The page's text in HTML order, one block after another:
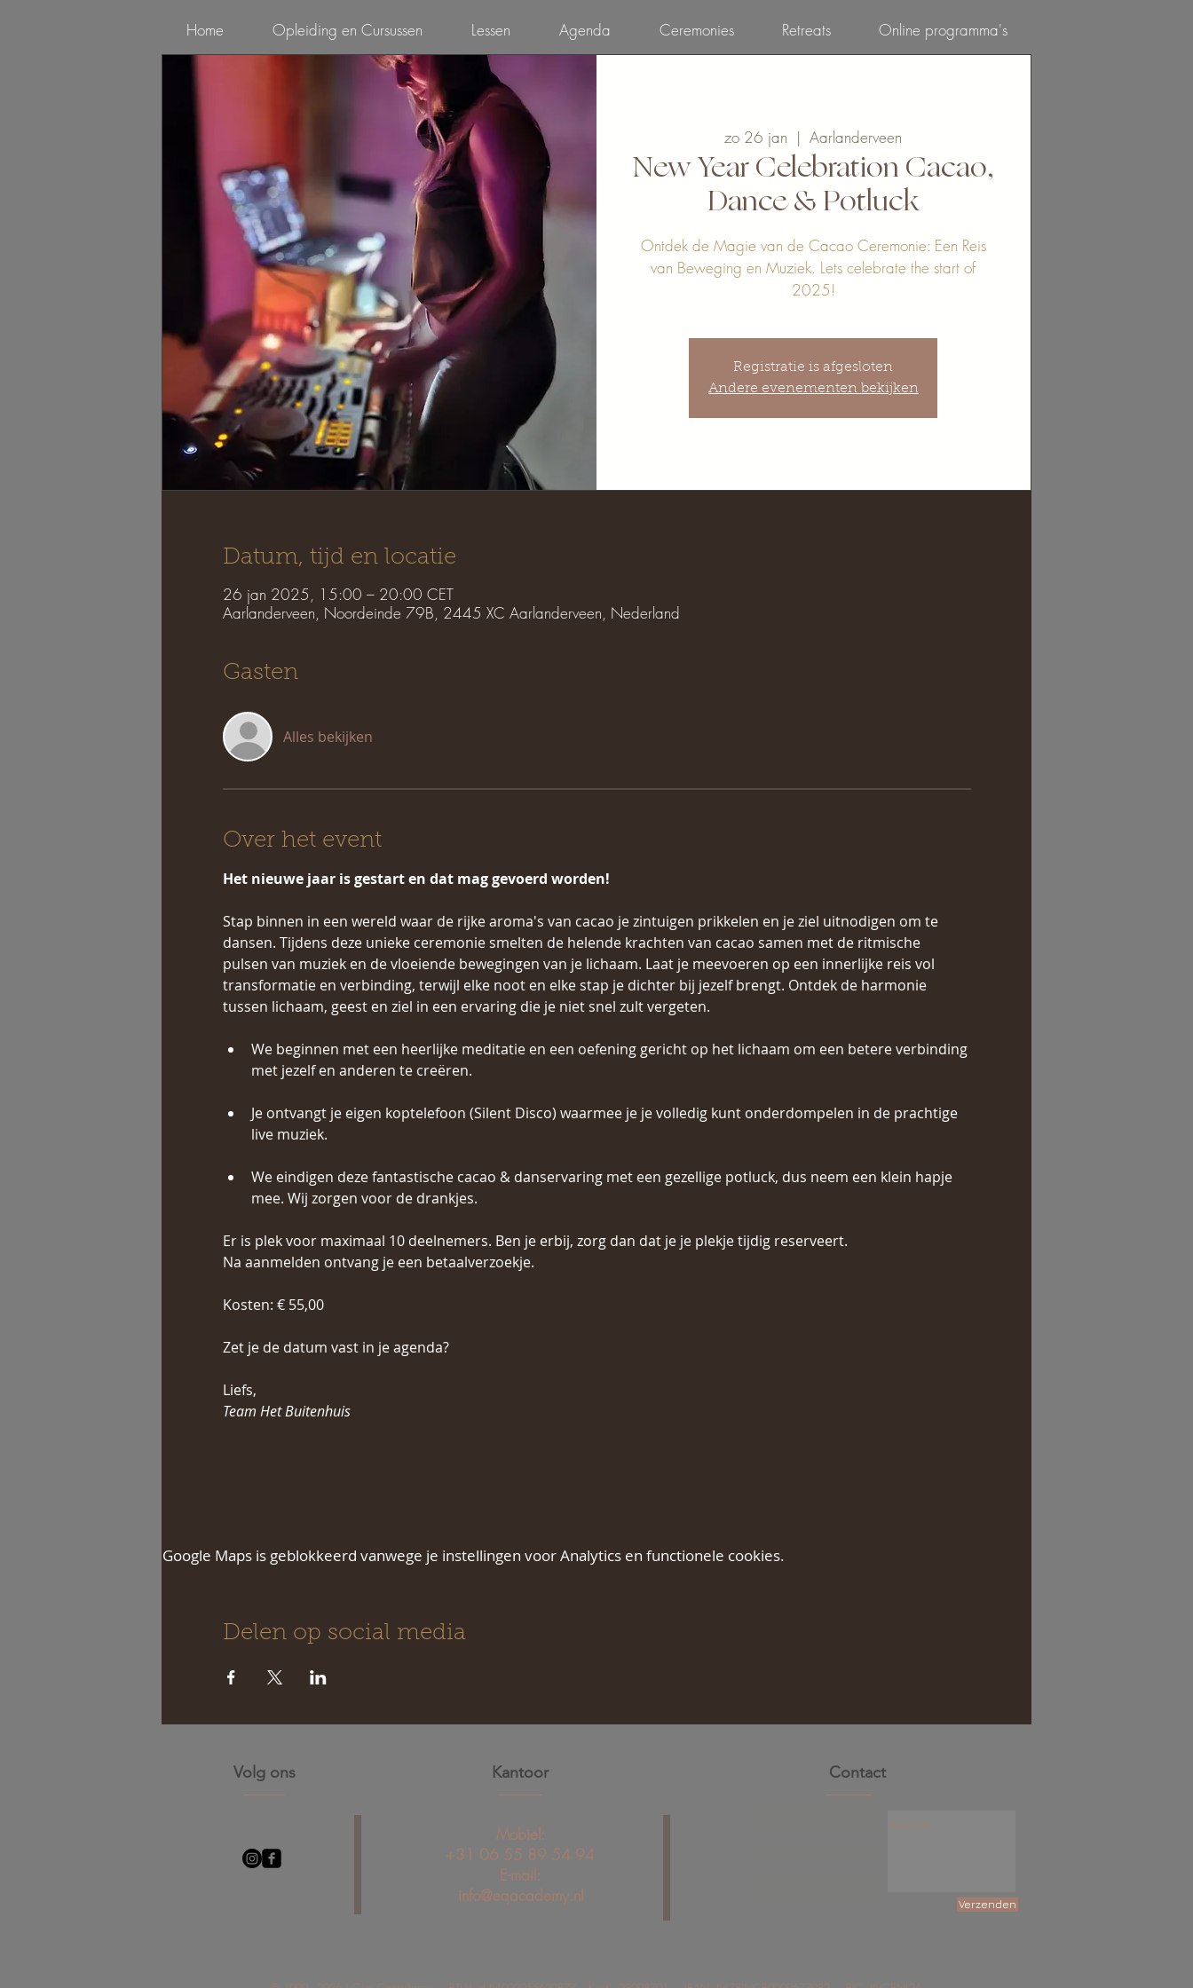
zo 26 jan
  |
Aarlanderveen
New Year Celebration Cacao,
Dance & Potluck
Ontdek de Magie van de Cacao Ceremonie: Een Reis
van Beweging en Muziek. Lets celebrate the start of
Registratie is afgesloten
Andere evenementen bekijken
Datum, tijd en locatie
26 jan 2025, 15:00 – 20:00 CET
Aarlanderveen, Noordeinde 79B, 2445 XC Aarlanderveen, Nederland
Gasten
Alles bekijken
Over het event
Het nieuwe jaar is gestart en dat mag gevoerd worden!
Stap binnen in een wereld waar de rijke aroma's van cacao je zintuigen prikkelen en je ziel uitnodigen om te
dansen. Tijdens deze unieke ceremonie smelten de helende krachten van cacao samen met de ritmische
pulsen van muziek en de vloeiende bewegingen van je lichaam. Laat je meevoeren op een innerlijke reis vol
transformatie en verbinding, terwijl elke noot en elke stap je dichter bij jezelf brengt. Ontdek de harmonie
tussen lichaam, geest en ziel in een ervaring die je niet snel zult vergeten.
We beginnen met een heerlijke meditatie en een oefening gericht op het lichaam om een betere verbinding
met jezelf en anderen te creëren.
Je ontvangt je eigen koptelefoon (Silent Disco) waarmee je je volledig kunt onderdompelen in de prachtige
live muziek.
We eindigen deze fantastische cacao & danservaring met een gezellige potluck, dus neem een klein hapje
mee. Wij zorgen voor de drankjes.
Er is plek voor maximaal 10 deelnemers. Ben je erbij, zorg dan dat je je plekje tijdig reserveert.
Na aanmelden ontvang je een betaalverzoekje.
Kosten: € 55,00
Zet je de datum vast in je agenda?
Liefs,
Team Het Buitenhuis
Google Maps is geblokkeerd vanwege je instellingen voor Analytics en functionele cookies.
Delen op social media
Home Opleiding en Cursussen Lessen Agenda Ceremonies Retreats Online programma's
Volg ons Kantoor
Mobiel:
+31 06 55 89 54 94
E-mail:
info@eqacademy.nl
Contact
Verzenden